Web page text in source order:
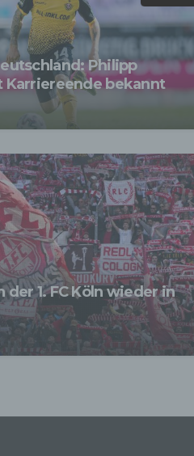
Philipp
Karriereende bekannt
1. FC Köln wieder in
Wir
der
3.
Die
- Die
- Die
Wir